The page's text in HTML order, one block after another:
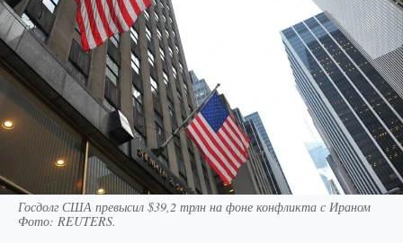
Госдолг США превысил $39,2 трлн на фоне конфликта с Ираном
Фото: REUTERS.